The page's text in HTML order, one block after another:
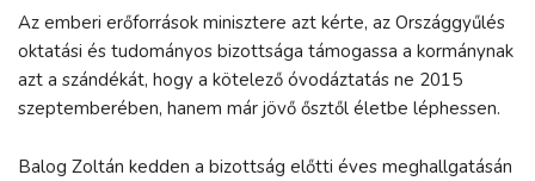
Az emberi erőforrások minisztere azt kérte, az Országgyűlés
oktatási és tudományos bizottsága támogassa a kormánynak
azt a szándékát, hogy a kötelező óvodáztatás ne 2015
szeptemberében, hanem már jövő ősztől életbe léphessen.
Balog Zoltán kedden a bizottság előtti éves meghallgatásán